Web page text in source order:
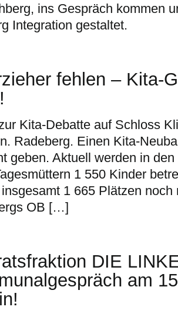
ins Gespräch kommen
Integration gestaltet.
fehlen – Kita-
Kita-Debatte auf Schloss
Radeberg. Einen Kita-
geben. Aktuell werden in
1 550 Kinder
1 665 Plätzen
OB […]
DIE
am